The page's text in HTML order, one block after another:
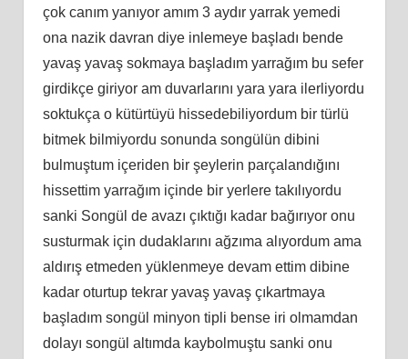
çok canım yanıyor amım 3 aydır yarrak yemedi
ona nazik davran diye inlemeye başladı bende
yavaş yavaş sokmaya başladım yarrağım bu sefer
girdikçe giriyor am duvarlarını yara yara ilerliyordu
soktukça o kütürtüyü hissedebiliyordum bir türlü
bitmek bilmiyordu sonunda songülün dibini
bulmuştum içeriden bir şeylerin parçalandığını
hissettim yarrağım içinde bir yerlere takılıyordu
sanki Songül de avazı çıktığı kadar bağırıyor onu
susturmak için dudaklarını ağzıma alıyordum ama
aldırış etmeden yüklenmeye devam ettim dibine
kadar oturtup tekrar yavaş yavaş çıkartmaya
başladım songül minyon tipli bense iri olmamdan
dolayı songül altımda kaybolmuştu sanki onu